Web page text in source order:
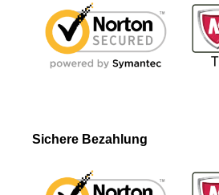
Sichere Bezahlung